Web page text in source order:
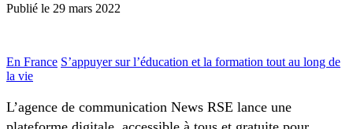
Publié le 29 mars 2022
En France S’appuyer sur l’éducation et la formation tout au long de
la vie
L’agence de communication News RSE lance une